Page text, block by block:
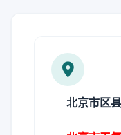
北京市区